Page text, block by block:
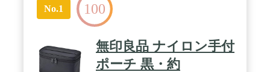
No.1 100
無印良品 ナイロン手付
ポーチ 黒・約